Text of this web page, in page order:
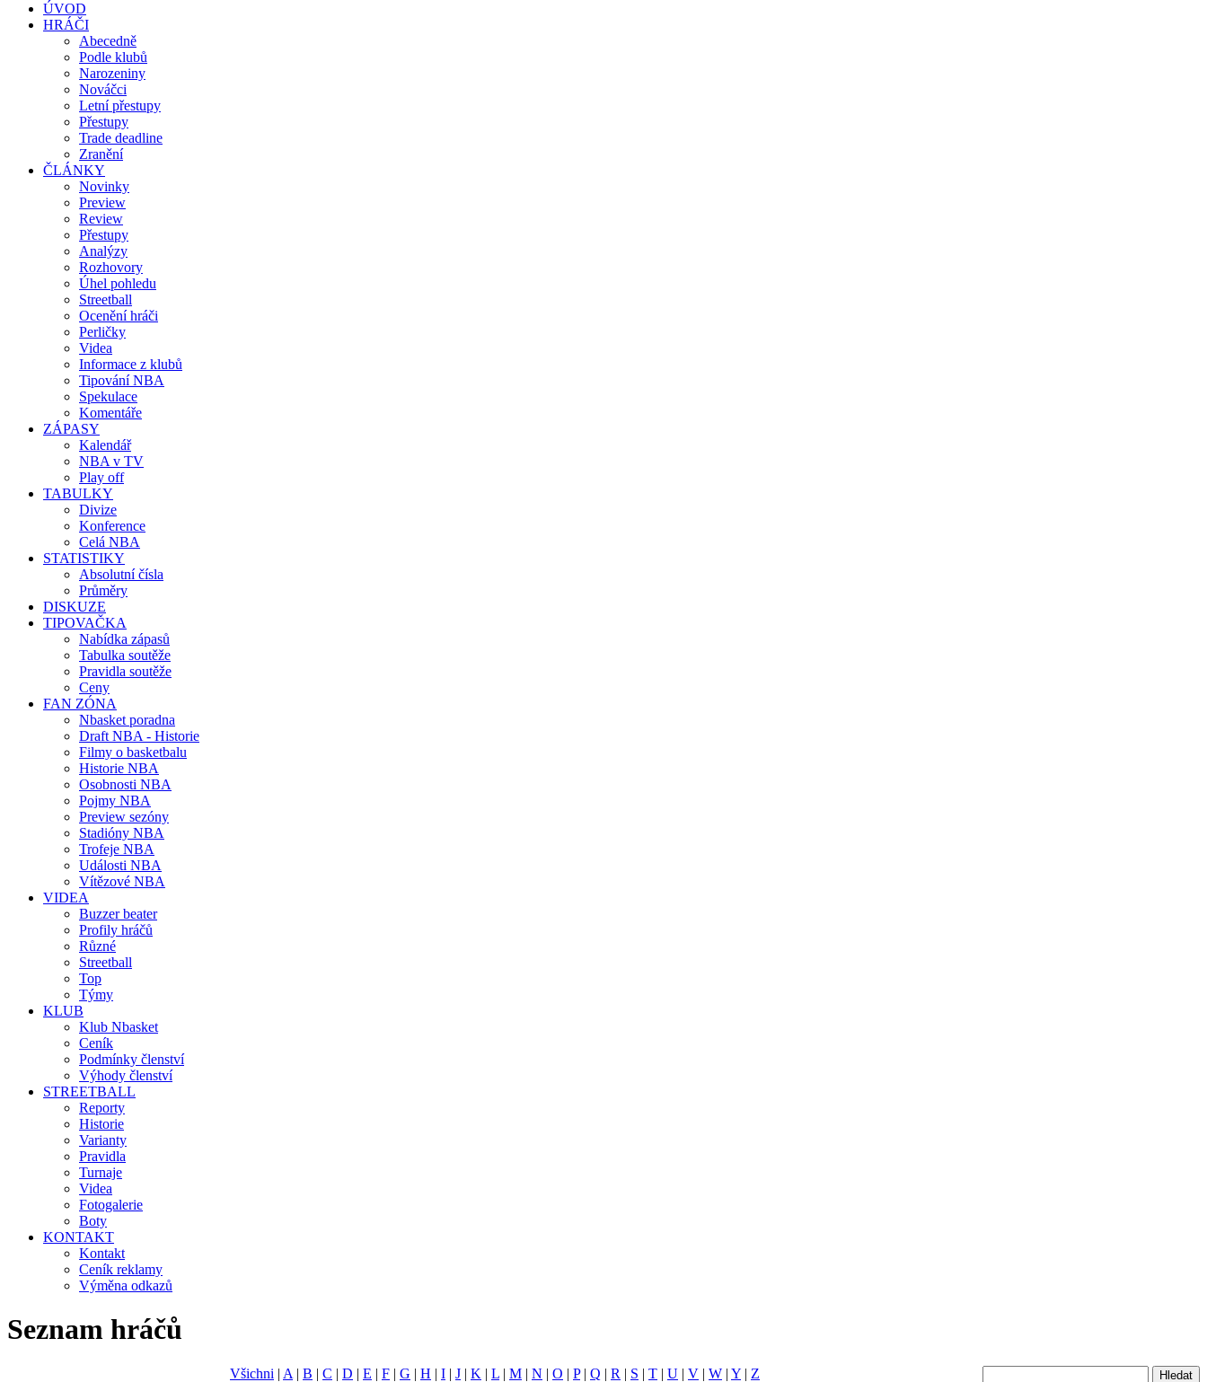
ÚVOD
HRÁČI
Abecedně
Podle klubů
Narozeniny
Nováčci
Letní přestupy
Přestupy
Trade deadline
Zranění
ČLÁNKY
Novinky
Preview
Review
Přestupy
Analýzy
Rozhovory
Úhel pohledu
Streetball
Ocenění hráči
Perličky
Videa
Informace z klubů
Tipování NBA
Spekulace
Komentáře
ZÁPASY
Kalendář
NBA v TV
Play off
TABULKY
Divize
Konference
Celá NBA
STATISTIKY
Absolutní čísla
Průměry
DISKUZE
TIPOVAČKA
Nabídka zápasů
Tabulka soutěže
Pravidla soutěže
Ceny
FAN ZÓNA
Nbasket poradna
Draft NBA - Historie
Filmy o basketbalu
Historie NBA
Osobnosti NBA
Pojmy NBA
Preview sezóny
Stadióny NBA
Trofeje NBA
Události NBA
Vítězové NBA
VIDEA
Buzzer beater
Profily hráčů
Různé
Streetball
Top
Týmy
KLUB
Klub Nbasket
Ceník
Podmínky členství
Výhody členství
STREETBALL
Reporty
Historie
Varianty
Pravidla
Turnaje
Videa
Fotogalerie
Boty
KONTAKT
Kontakt
Ceník reklamy
Výměna odkazů
Seznam hráčů
Všichni | A | B | C | D | E | F | G | H | I | J | K | L | M | N | O | P| Q | R | S | T | U | V | W | Y | Z